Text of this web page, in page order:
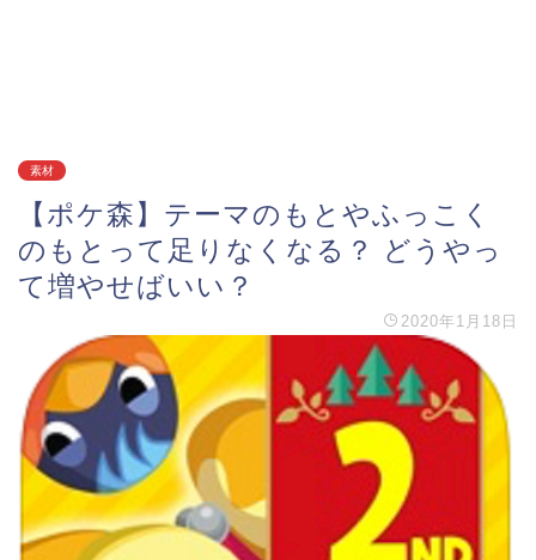
素材
【ポケ森】テーマのもとやふっこく
のもとって足りなくなる？ どうやっ
て増やせばいい？
2020年1月18日